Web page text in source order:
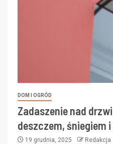
DOM I OGRÓD
Zadaszenie nad
deszczem, śniegiem
19 grudnia, 2025 Redakcja